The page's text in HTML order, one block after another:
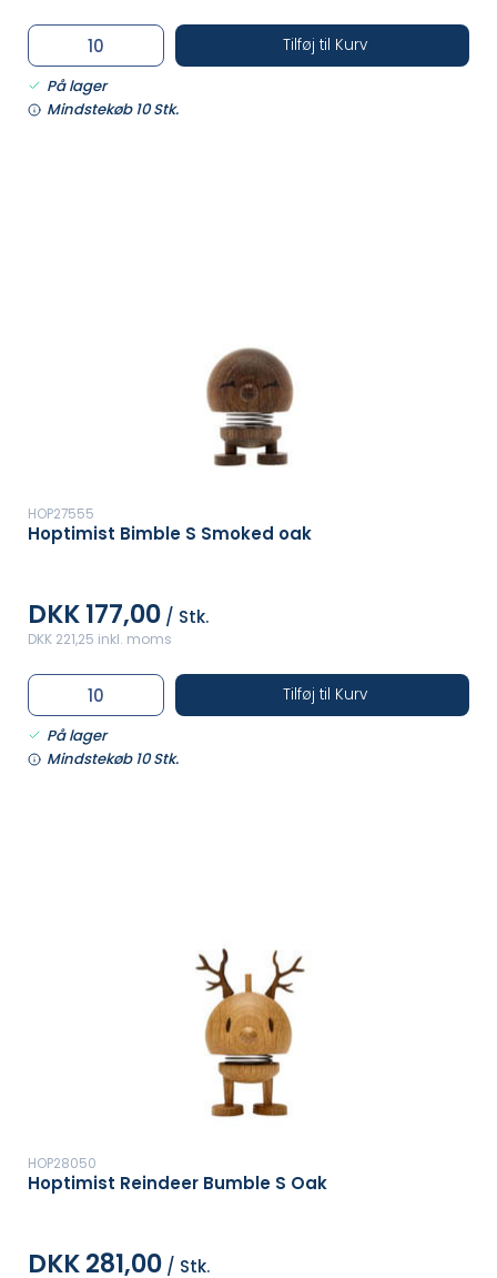
Tilføj til Kurv
På lager
Mindstekøb 10 Stk.
HOP27555
Hoptimist Bimble S Smoked oak
DKK 177,00 / Stk.
DKK 221,25 inkl. moms
Tilføj til Kurv
På lager
Mindstekøb 10 Stk.
HOP28050
Hoptimist Reindeer Bumble S Oak
DKK 281,00 / Stk.